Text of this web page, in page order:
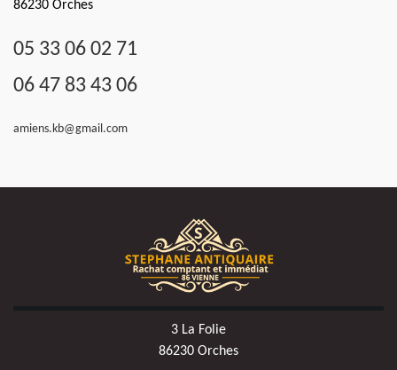
86230 Orches
05 33 06 02 71
06 47 83 43 06
amiens.kb@gmail.com
3 La Folie
86230 Orches